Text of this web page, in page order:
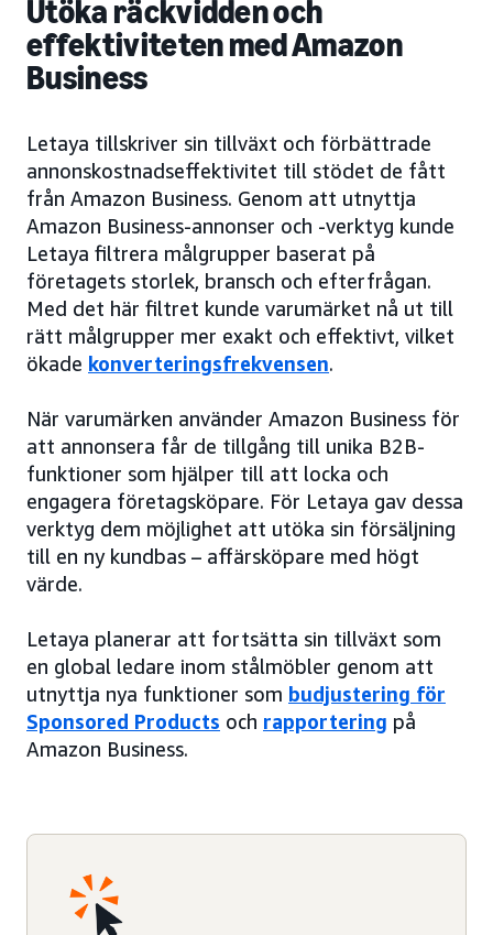
Utöka räckvidden och
effektiviteten med Amazon
Business
Letaya tillskriver sin tillväxt och förbättrade
annonskostnadseffektivitet till stödet de fått
från Amazon Business. Genom att utnyttja
Amazon Business-annonser och -verktyg kunde
Letaya filtrera målgrupper baserat på
företagets storlek, bransch och efterfrågan.
Med det här filtret kunde varumärket nå ut till
rätt målgrupper mer exakt och effektivt, vilket
ökade konverteringsfrekvensen.
När varumärken använder Amazon Business för
att annonsera får de tillgång till unika B2B-
funktioner som hjälper till att locka och
engagera företagsköpare. För Letaya gav dessa
verktyg dem möjlighet att utöka sin försäljning
till en ny kundbas – affärsköpare med högt
värde.
Letaya planerar att fortsätta sin tillväxt som
en global ledare inom stålmöbler genom att
utnyttja nya funktioner som budjustering för
Sponsored Products och rapportering på
Amazon Business.